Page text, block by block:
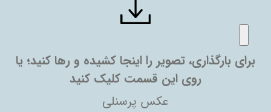
برای بارگذاری، تصویر را اینجا کشیده و رها کنید؛ یا
روی این قسمت کلیک کنید
عکس پرسنلی